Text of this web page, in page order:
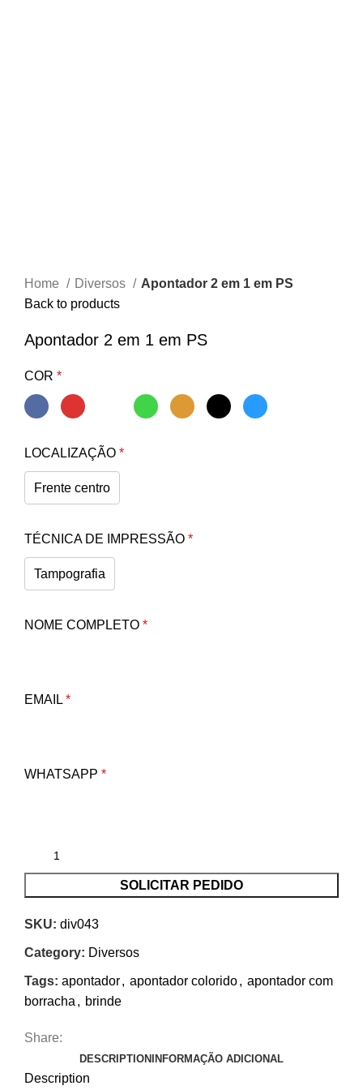
Home Diversos
Apontador 2 em 1 em PS
Back to products
Apontador 2 em 1 em PS
COR *
LOCALIZAÇÃO *
Frente centro
TÉCNICA DE IMPRESSÃO *
Tampografia
NOME COMPLETO *
EMAIL *
WHATSAPP *
SOLICITAR PEDIDO
SKU: div043
Category: Diversos
Tags: apontador, apontador colorido, apontador com
borracha , brinde
Share:
DESCRIPTION INFORMAÇÃO ADICIONAL
Description